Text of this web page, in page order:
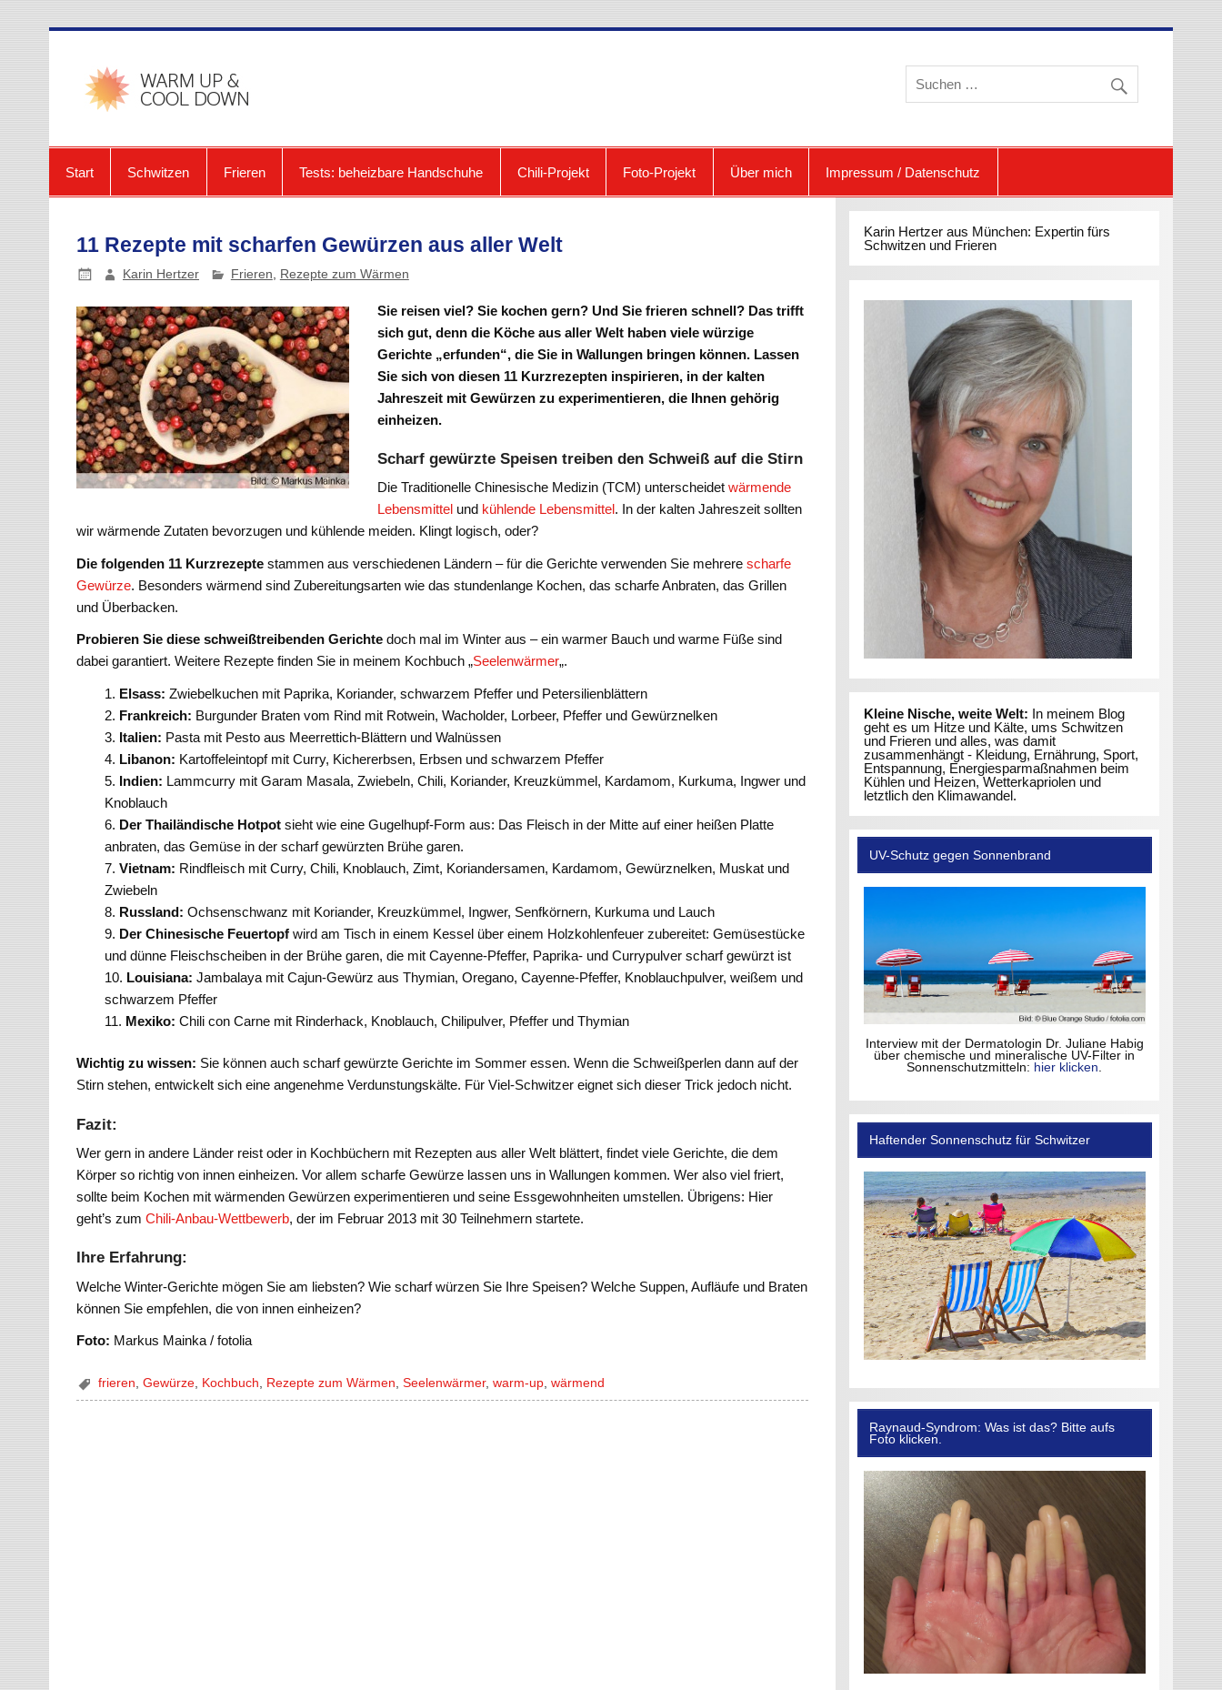
warmup-cooldown: Blog zum Frieren und Schwitzen
Start Schwitzen Frieren Tests: beheizbare Handschuhe Chili-Projekt Foto-Projekt Über mich Impressum / Datenschutz
11 Rezepte mit scharfen Gewürzen aus aller Welt
Karin Hertzer Frieren Rezepte zum Wärmen
Sie reisen viel? Sie kochen gern? Und Sie frieren schnell? Das trifft
sich gut, denn die Köche aus aller Welt haben viele würzige
Gerichte „erfunden“, die Sie in Wallungen bringen können. Lassen
Sie sich von diesen 11 Kurzrezepten inspirieren, in der kalten
Jahreszeit mit Gewürzen zu experimentieren, die Ihnen gehörig
einheizen.
Scharf gewürzte Speisen treiben den Schweiß auf die Stirn
Die Traditionelle Chinesische Medizin (TCM) unterscheidet wärmende
Lebensmittelund kühlende Lebensmittel. In der kalten Jahreszeit sollten
wir wärmende Zutaten bevorzugen und kühlende meiden. Klingt logisch, oder?
Die folgenden 11 Kurzrezepte stammen aus verschiedenen Ländern – für die Gerichte verwenden Sie mehrerescharfe
Gewürze. Besonders wärmend sind Zubereitungsarten wie das stundenlange Kochen, das scharfe Anbraten, das Grillen
und Überbacken.
Probieren Sie diese schweißtreibenden Gerichte doch mal im Winter aus – ein warmer Bauch und warme Füße sind
dabei garantiert. Weitere Rezepte finden Sie in meinem Kochbuch „Seelenwärmer„.
Elsass: Zwiebelkuchen mit Paprika, Koriander, schwarzem Pfeffer und Petersilienblättern
Frankreich: Burgunder Braten vom Rind mit Rotwein, Wacholder, Lorbeer, Pfeffer und Gewürznelken
Italien: Pasta mit Pesto aus Meerrettich-Blättern und Walnüssen
Libanon: Kartoffeleintopf mit Curry, Kichererbsen, Erbsen und schwarzem Pfeffer
Indien: Lammcurry mit Garam Masala, Zwiebeln, Chili, Koriander, Kreuzkümmel, Kardamom, Kurkuma, Ingwer und
Knoblauch
Der Thailändische Hotpotsieht wie eine Gugelhupf-Form aus: Das Fleisch in der Mitte auf einer heißen Platte
anbraten, das Gemüse in der scharf gewürzten Brühe garen.
Vietnam: Rindfleisch mit Curry, Chili, Knoblauch, Zimt, Koriandersamen, Kardamom, Gewürznelken, Muskat und
Zwiebeln
Russland: Ochsenschwanz mit Koriander, Kreuzkümmel, Ingwer, Senfkörnern, Kurkuma und Lauch
Der Chinesische Feuertopfwird am Tisch in einem Kessel über einem Holzkohlenfeuer zubereitet: Gemüsestücke
und dünne Fleischscheiben in der Brühe garen, die mit Cayenne-Pfeffer, Paprika- und Currypulver scharf gewürzt ist
Louisiana: Jambalaya mit Cajun-Gewürz aus Thymian, Oregano, Cayenne-Pfeffer, Knoblauchpulver, weißem und
schwarzem Pfeffer
Mexiko: Chili con Carne mit Rinderhack, Knoblauch, Chilipulver, Pfeffer und Thymian
Wichtig zu wissen: Sie können auch scharf gewürzte Gerichte im Sommer essen. Wenn die Schweißperlen dann auf der
Stirn stehen, entwickelt sich eine angenehme Verdunstungskälte. Für Viel-Schwitzer eignet sich dieser Trick jedoch nicht.
Fazit:
Wer gern in andere Länder reist oder in Kochbüchern mit Rezepten aus aller Welt blättert, findet viele Gerichte, die dem
Körper so richtig von innen einheizen. Vor allem scharfe Gewürze lassen uns in Wallungen kommen. Wer also viel friert,
sollte beim Kochen mit wärmenden Gewürzen experimentieren und seine Essgewohnheiten umstellen. Übrigens: Hier
geht’s zumChili-Anbau-Wettbewerb, der im Februar 2013 mit 30 Teilnehmern startete.
Ihre Erfahrung:
Welche Winter-Gerichte mögen Sie am liebsten? Wie scharf würzen Sie Ihre Speisen? Welche Suppen, Aufläufe und Braten
können Sie empfehlen, die von innen einheizen?
Foto: Markus Mainka / fotolia
frieren,Gewürze, Kochbuch, Rezepte zum Wärmen,Seelenwärmer,warm-up,wärmend
Karin Hertzer aus München: Expertin fürs
Schwitzen und Frieren
Kleine Nische, weite Welt: In meinem Blog
geht es um Hitze und Kälte, ums Schwitzen
und Frieren und alles, was damit
zusammenhängt - Kleidung, Ernährung, Sport,
Entspannung, Energiesparmaßnahmen beim
Kühlen und Heizen, Wetterkapriolen und
letztlich den Klimawandel.
UV-Schutz gegen Sonnenbrand
Interview mit der Dermatologin Dr. Juliane Habig
über chemische und mineralische UV-Filter in
Sonnenschutzmitteln: hier klicken
Haftender Sonnenschutz für Schwitzer
Raynaud-Syndrom: Was ist das? Bitte aufs
Foto klicken.